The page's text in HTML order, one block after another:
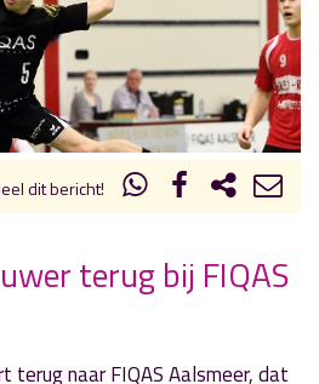
dit bericht!
Buren helpt bij
terug bij FIQAS
terug naar FIQAS Aalsmeer, dat